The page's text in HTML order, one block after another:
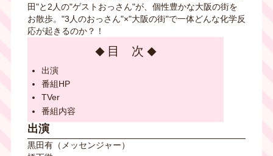
田"と2人の"ゲストおっさん"が、個性豊かな大阪の街を
お散歩。"3人のおっさん"×"大阪の街"で一体どんな化学反
応が起きるのか？！
目 次
出演
番組HP
TVer
番組内容
出演
黒田有（メッセンジャー）